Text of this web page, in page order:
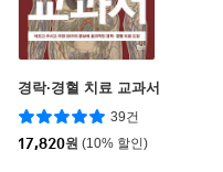
경락·경혈 치료 교과서
39건
17,820원 (10% 할인)